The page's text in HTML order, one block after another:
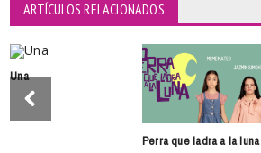
ARTÍCULOS RELACIONADOS
Una
Perra que ladra a la luna